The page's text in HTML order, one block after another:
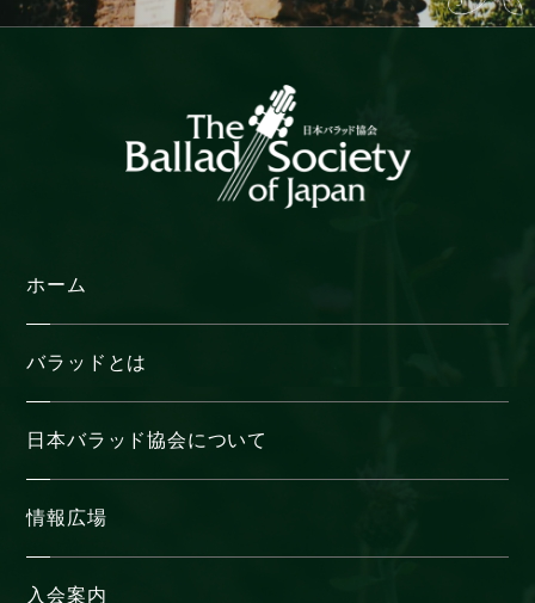
ホーム
バラッドとは
日本バラッド協会について
情報広場
入会案内